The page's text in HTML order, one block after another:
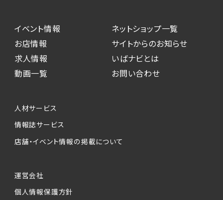
イベント情報
お店情報
求人情報
動画一覧
ネットショップ一覧
サイトからのお知らせ
いばナビとは
お問い合わせ
人材サービス
情報誌サービス
店舗・イベント情報の掲載について
運営会社
個人情報保護方針